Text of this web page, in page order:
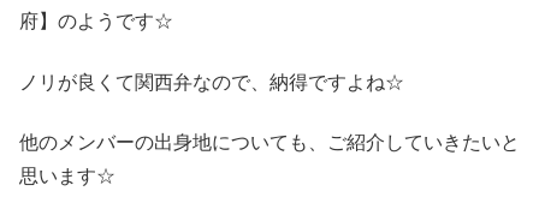
府】のようです☆
ノリが良くて関西弁なので、納得ですよね☆
他のメンバーの出身地についても、ご紹介していきたいと
思います☆